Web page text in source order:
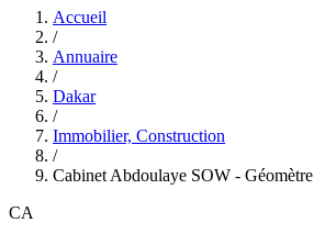
Accueil
/
Annuaire
/
Dakar
/
Immobilier, Construction
/
Cabinet Abdoulaye SOW - Géomètre
CA